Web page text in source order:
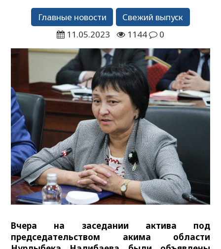
Главные новости
Свежий выпуск
11.05.2023
1144 0
Вчера на заседании актива под
председательством акима области